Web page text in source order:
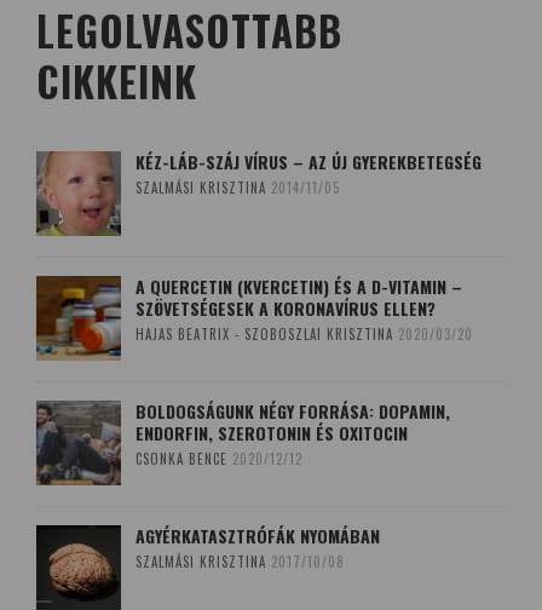
LEGOLVASOTTABB
CIKKEINK
KÉZ-LÁB-SZÁJ VÍRUS – AZ ÚJ GYEREKBETEGSÉG
SZALMÁSI KRISZTINA 2014/11/05
A QUERCETIN (KVERCETIN) ÉS A D-VITAMIN –
SZÖVETSÉGESEK A KORONAVÍRUS ELLEN?
HAJAS BEATRIX - SZOBOSZLAI KRISZTINA 2020/03/20
BOLDOGSÁGUNK NÉGY FORRÁSA: DOPAMIN,
ENDORFIN, SZEROTONIN ÉS OXITOCIN
CSONKA BENCE 2020/12/12
AGYÉRKATASZTRÓFÁK NYOMÁBAN
SZALMÁSI KRISZTINA 2017/10/08